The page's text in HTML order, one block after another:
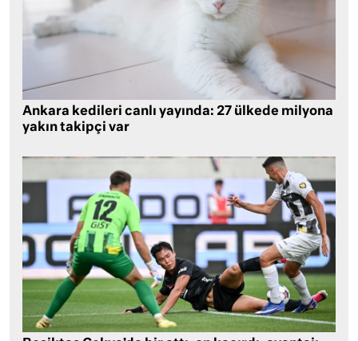
Ankara kedileri canlı yayında: 27 ülkede milyona
yakın takipçi var